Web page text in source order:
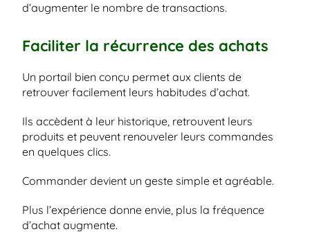
d’augmenter le nombre de transactions.
Faciliter la récurrence des achats
Un portail bien conçu permet aux clients de
retrouver facilement leurs habitudes d’achat.
Ils accèdent à leur historique, retrouvent leurs
produits et peuvent renouveler leurs commandes
en quelques clics.
Commander devient un geste simple et agréable.
Plus l’expérience donne envie, plus la fréquence
d’achat augmente.